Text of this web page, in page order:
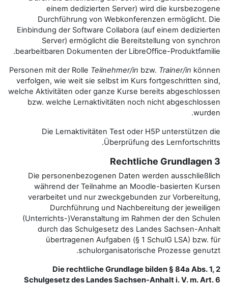
einem dedizierten
Durchführung von
Einbindung der Software
Server) ermöglicht die
bearbeitbaren Dokumenten der
Personen mit der Rolle
verfolgen, wie weit sie selbst im
welche Aktivitäten oder ganze
bzw. welche Lernaktivitäten
Die Lernaktivitäten Test
Die personenbezogenen
während der Teilnahme
verarbeitet und nur
Durchführung und
(Unterrichts-)Veranstaltung im
durch das Schulgesetz
übertragenen Aufgaben
Die rechtliche
Schulgesetz des Landes